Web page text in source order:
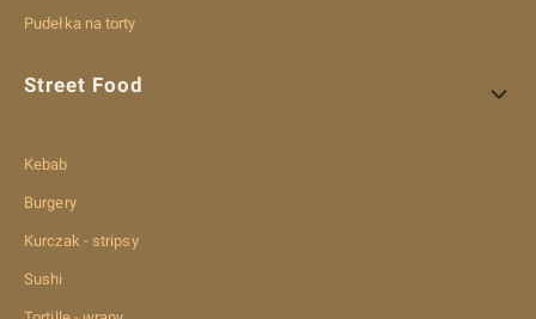
Pudełka na torty
Street Food
Kebab
Burgery
Kurczak - stripsy
Sushi